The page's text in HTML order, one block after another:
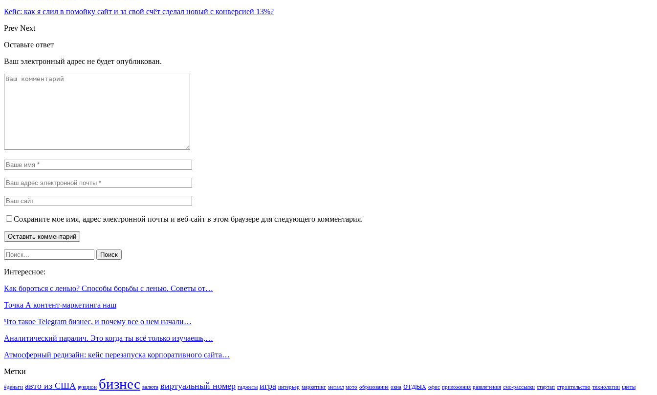
Кейс: как я слил в помойку сайт и за свой счёт сделал новый с конверсией 13%?
Prev Next
Оставьте ответ
Ваш электронный адрес не будет опубликован.
Сохраните мое имя, адрес электронной почты и веб-сайт в этом браузере для следующего комментария.
Интересное:
Как бороться с ленью? Способы борьбы с ленью. Советы от…
Точка А контент-маркетинга наш
Что такое Telegram бизнес, и почему все о нем начали…
Аналитический паралич. Это когда ты всё только изучаешь,…
Атмосферный редизайн: кейс перезапуска корпоративного сайта…
Метки
#деньги авто из США аукцион бизнес валюта виртуальный номер гаджеты игра интерьер маркетинг металл мото образование окна отдых офис приложения развлечения смс-рассылки стартап строительство технологии цветы